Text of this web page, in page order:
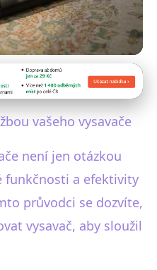
vysavač pro
Kovář
vašeho vysavače
není jen otázkou
funkčnosti a efektivity
průvodci se dozvíte,
vysavač, aby sloužil